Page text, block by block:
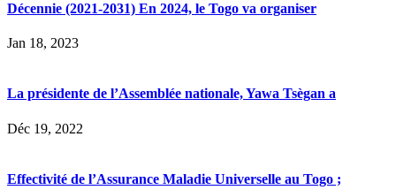
Décennie (2021-2031) En 2024, le Togo va organiser
Jan 18, 2023
La présidente de l’Assemblée nationale, Yawa Tsègan a
Déc 19, 2022
Effectivité de l’Assurance Maladie Universelle au Togo ;